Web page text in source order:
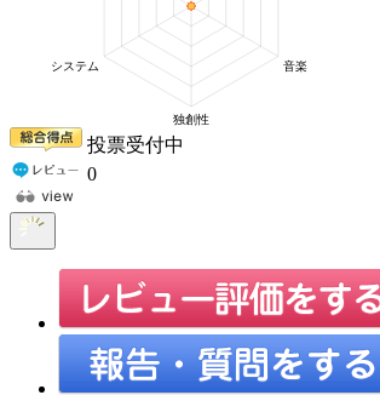
投票受付中
0